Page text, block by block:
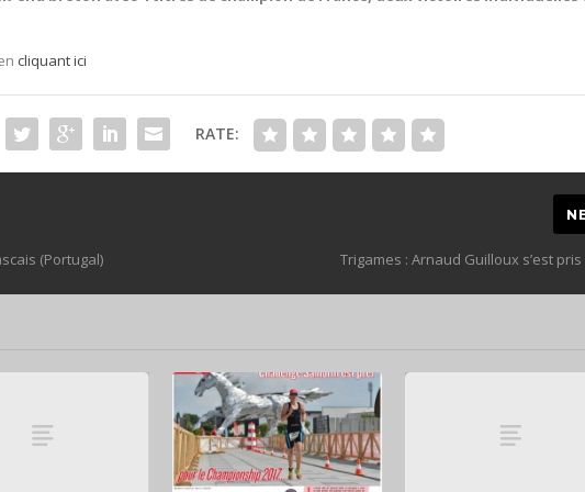
cliquant ici
RATE:
(Portugal) Trigames : Arnaud Guilloux s’est